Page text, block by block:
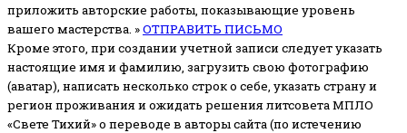
приложить авторские работы, показывающие уровень
вашего мастерства. »ОТПРАВИТЬ ПИСЬМО
Кроме этого, при создании учетной записи следует указать
настоящие имя и фамилию, загрузить свою фотографию
(аватар), написать несколько строк о себе, указать страну и
регион проживания и ожидать решения литсовета МПЛО
«Свете Тихий» о переводе в авторы сайта (по истечению